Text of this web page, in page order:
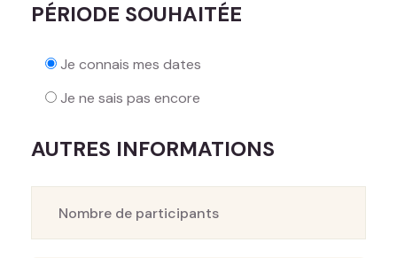
PÉRIODE SOUHAITÉE
Je connais mes dates
Je ne sais pas encore
AUTRES INFORMATIONS